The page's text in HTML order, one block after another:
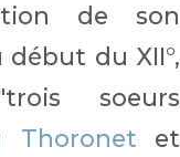
de son
du XII°,
soeurs
Thoronet et